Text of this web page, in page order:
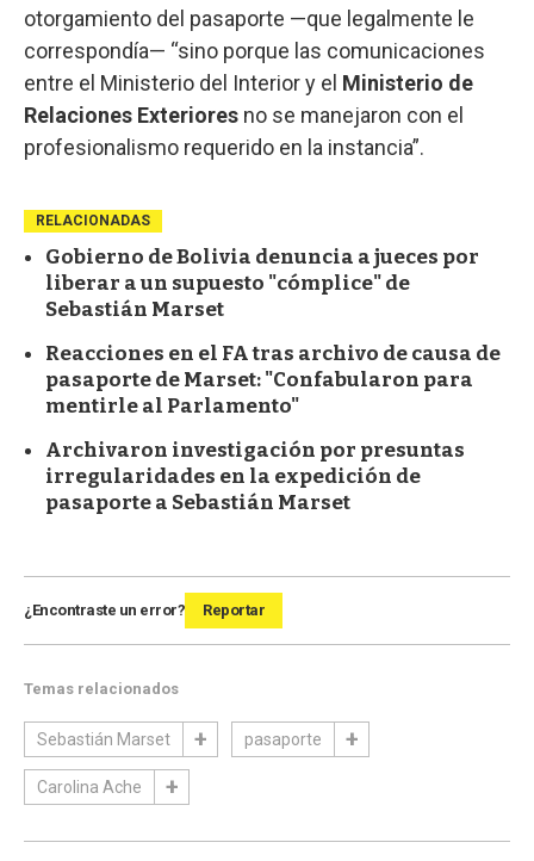
otorgamiento del pasaporte —que legalmente le
correspondía— “sino porque las comunicaciones
entre el Ministerio del Interior y el Ministerio de
Relaciones Exteriores no se manejaron con el
profesionalismo requerido en la instancia”.
RELACIONADAS
Gobierno de Bolivia denuncia a jueces por
liberar a un supuesto "cómplice" de
Sebastián Marset
Reacciones en el FA tras archivo de causa de
pasaporte de Marset: "Confabularon para
mentirle al Parlamento"
Archivaron investigación por presuntas
irregularidades en la expedición de
pasaporte a Sebastián Marset
¿Encontraste un error? Reportar
Temas relacionados
Sebastián Marset pasaporte
Carolina Ache